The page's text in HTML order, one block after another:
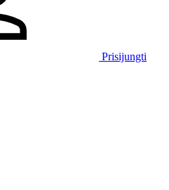
Prisijungti